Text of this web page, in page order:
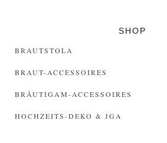
SHOP
BRAUTSTOLA
BRAUT-ACCESSOIRES
BRÄUTIGAM-ACCESSOIRES
HOCHZEITS-DEKO & JGA